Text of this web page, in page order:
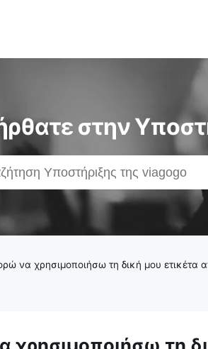
στην
να χρησιμοποιήσω τη δική μου ετικέτα